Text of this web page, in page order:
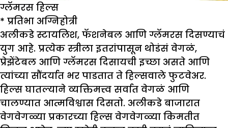
ग्लॅमरस हिल्स
* प्रतिभा अग्निहोत्री
अलीकडे स्टायलिश, फॅशनेबल आणि ग्लॅमरस दिसण्याचं
युग आहे. प्रत्येक स्त्रीला इतरांपासून थोडंसं वेगळं,
प्रेझेंटेबल आणि ग्लॅमरस दिसायची इच्छा असते आणि
त्यांच्या सौंदर्यात भर पाडतात ते हिल्सवाले फुटवेअर.
हिल्स घातल्याने व्यक्तिमत्त्व सर्वात वेगळं आणि
चालण्यात आत्मविश्वास दिसतो. अलीकडे बाजारात
वेगवेगळ्या प्रकारच्या हिल्स वेगवेगळ्या किमतीत